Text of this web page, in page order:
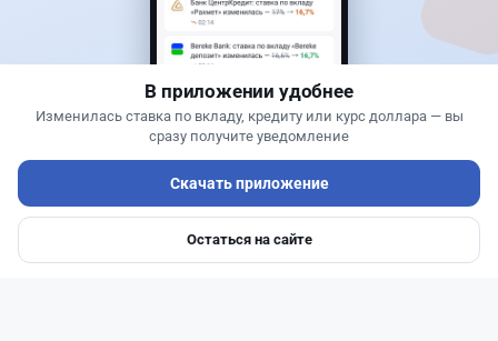
Залог за визу потребуют США: коснется ли это
Ипотеки Авто
В приложении удобнее
Изменилась ставка по вкладу, кредиту или курс доллара — вы
сразу получите уведомление
Скачать приложение
Остаться на сайте